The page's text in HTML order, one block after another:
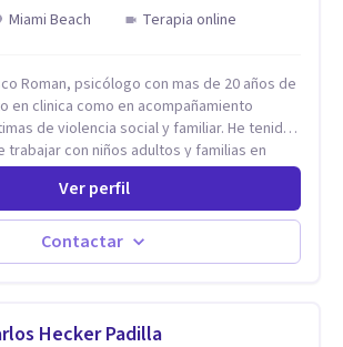
Miami Beach
Terapia online
Roman, psicólogo con mas de 20 años de
en clinica como en acompañamiento
de violencia social y familiar. He tenido
trabajar con niños adultos y familias en
y esto me ha dado un una variedad de
pongo a tu disposicion. En la
atenderte de manera presencial y/o virtual,
el costo de cada sesión lo acordamos en
Ver perfil
Contactar
Hecker Padilla